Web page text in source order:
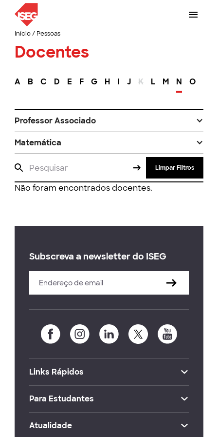
Início/ Pessoas
Docentes
A B C D E F G H I J K L M N O
Professor Associado
Matemática
Limpar Filtros
Não foram encontrados docentes.
Subscreva a newsletter do ISEG
Links Rápidos
Para Estudantes
Atualidade